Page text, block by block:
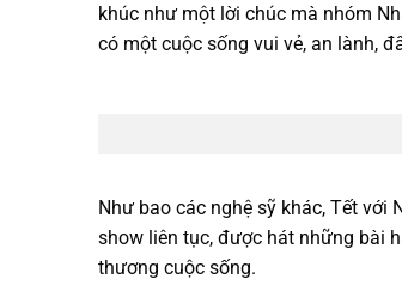
khúc như một lời chúc mà nhóm
có một cuộc sống vui vẻ, an lành,
Như bao các nghệ sỹ khác, Tết
show liên tục, được hát những bài
thương cuộc sống.